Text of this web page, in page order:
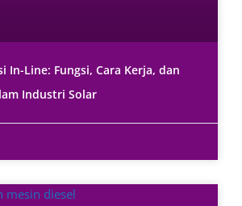
In-Line: Fungsi, Cara Kerja, dan
Industri Solar